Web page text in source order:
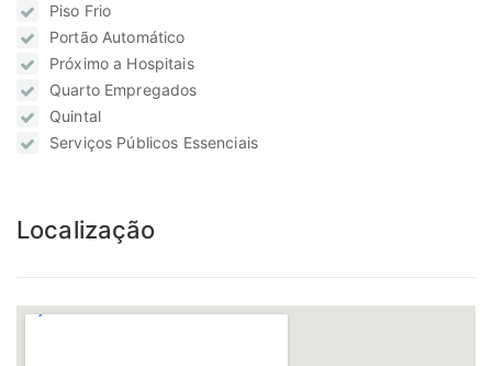
Piso Frio
Portão Automático
Próximo a Hospitais
Quarto Empregados
Quintal
Serviços Públicos Essenciais
Localização